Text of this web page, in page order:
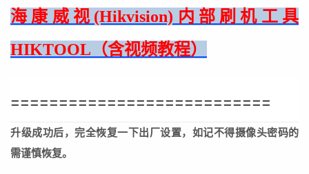
海康威视(Hikvision)内部刷机工具
HIKTOOL（含视频教程）
===========================
升级成功后，完全恢复一下出厂设置，如记不得摄像头密码的
需谨慎恢复。